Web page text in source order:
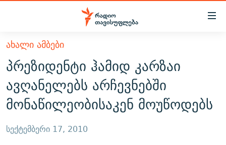
Accessibility
მთავარ
შინაარსზე
დაბრუნება
მთავარ
ნავიგაციაზე
დაბრუნება
ძიებაზე
ᲐᲮᲐᲚᲘ ᲐᲛᲑᲔᲑᲘ
ᲗᲔᲛᲔᲑᲘ
ᲞᲝᲚᲘᲢᲘᲙᲐ
ᲔᲙᲝᲜᲝᲛᲘᲙᲐ
ᲡᲐᲖᲝᲒᲐᲓᲝᲔᲑᲐ
ᲕᲘᲓᲔᲝ
ᲑᲚᲝᲒᲔᲑᲘ
ᲞᲝᲓᲙᲐᲡᲢᲔᲑᲘ
ᲐᲮᲐᲚᲘ ᲐᲛᲑᲔᲑᲘ
პრეზიდენტი ჰამიდ კარზაი
ავღანელებს არჩევნებში
მონაწილეობისაკენ მოუწოდებს
სექტემბერი 17, 2010